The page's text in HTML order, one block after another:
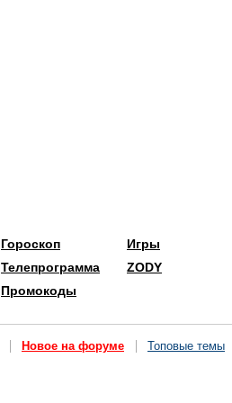
Гороскоп
Телепрограмма
Промокоды
Игры
ZODY
Новое на форуме Топовые темы